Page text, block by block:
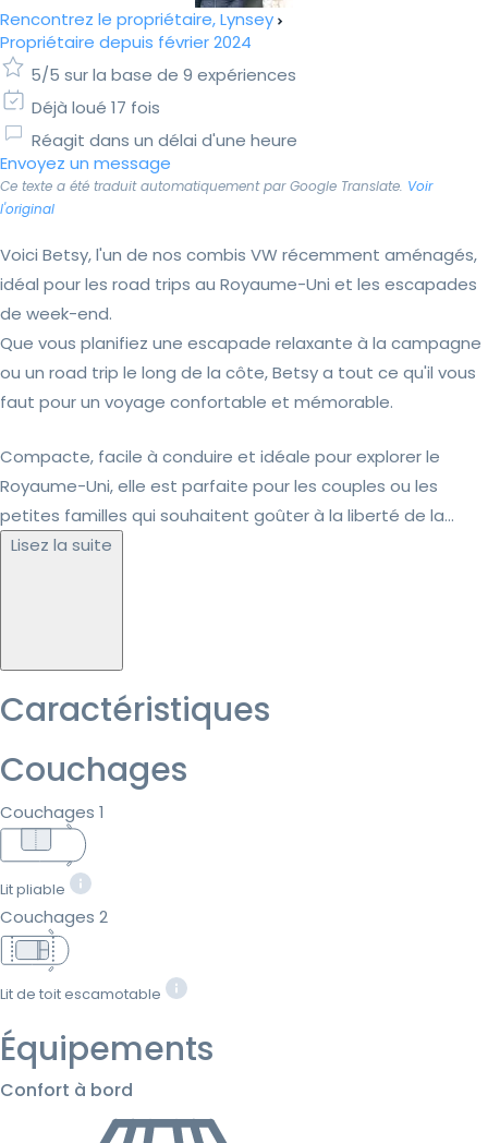
Rencontrez le propriétaire, Lynsey
Propriétaire depuis février 2024
5/5 sur la base de 9 expériences
Déjà loué 17 fois
Réagit dans un délai d'une heure
Envoyez un message
Ce texte a été traduit automatiquement par Google Translate. Voir
l'original
Voici Betsy, l'un de nos combis VW récemment aménagés,
idéal pour les road trips au Royaume-Uni et les escapades
de week-end.
Que vous planifiez une escapade relaxante à la campagne
ou un road trip le long de la côte, Betsy a tout ce qu'il vous
faut pour un voyage confortable et mémorable.
Compacte, facile à conduire et idéale pour explorer le
Royaume-Uni, elle est parfaite pour les couples ou les
petites familles qui souhaitent goûter à la liberté de la...
Lisez la suite
Caractéristiques
Couchages
Couchages 1
Lit pliable
Couchages 2
Lit de toit escamotable
Équipements
Confort à bord